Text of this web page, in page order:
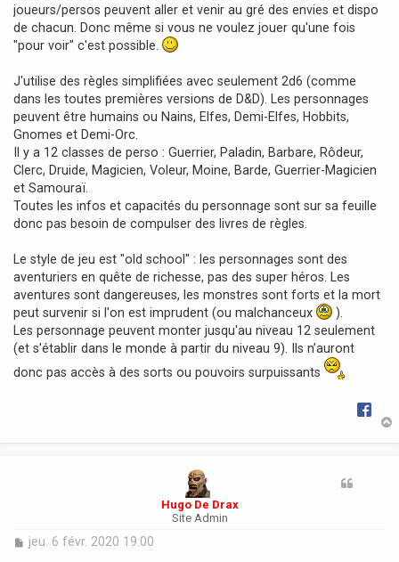
joueurs/persos peuvent aller et venir au gré des envies et dispo
de chacun. Donc même si vous ne voulez jouer qu'une fois
"pour voir" c'est possible.
J'utilise des règles simplifiées avec seulement 2d6 (comme
dans les toutes premières versions de D&D). Les personnages
peuvent être humains ou Nains, Elfes, Demi-Elfes, Hobbits,
Gnomes et Demi-Orc.
Il y a 12 classes de perso : Guerrier, Paladin, Barbare, Rôdeur,
Clerc, Druide, Magicien, Voleur, Moine, Barde, Guerrier-Magicien
et Samouraï.
Toutes les infos et capacités du personnage sont sur sa feuille
donc pas besoin de compulser des livres de règles.
Le style de jeu est "old school" : les personnages sont des
aventuriers en quête de richesse, pas des super héros. Les
aventures sont dangereuses, les monstres sont forts et la mort
peut survenir si l'on est imprudent (ou malchanceux
).
Les personnage peuvent monter jusqu'au niveau 12 seulement
(et s'établir dans le monde à partir du niveau 9). Ils n’auront
donc pas accès à des sorts ou pouvoirs surpuissants
Hugo De Drax
Site Admin
M
jeu. 6 févr. 2020 19:00